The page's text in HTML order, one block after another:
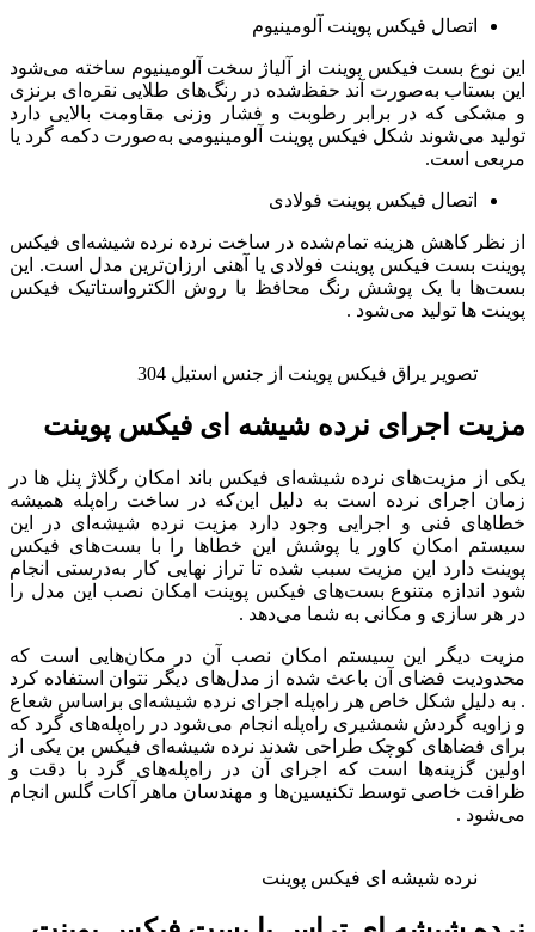
اتصال فیکس پوینت آلومینیوم
این نوع بست فیکس پوینت از آلیاژ سخت آلومینیوم ساخته می‌شود
این بستاب به‌صورت آند حفظ‌شده در رنگ‌های طلایی نقره‌ای برنزی
و مشکی که در برابر رطوبت و فشار وزنی مقاومت بالایی دارد
تولید می‌شوند شکل فیکس پوینت آلومینیومی به‌صورت دکمه گرد یا
مربعی است.
اتصال فیکس پوینت فولادی
از نظر کاهش هزینه تمام‌شده در ساخت نرده نرده شیشه‌ای فیکس
پوینت بست فیکس پوینت فولادی یا آهنی ارزان‌ترین مدل است. این
بست‌ها با یک پوشش رنگ محافظ با روش الکترواستاتیک فیکس
پوینت ها تولید می‌شود .
تصویر یراق فیکس پوینت از جنس استیل 304
مزیت اجرای نرده شیشه ای فیکس پوینت
یکی از مزیت‌های نرده شیشه‌ای فیکس باند امکان رگلاژ پنل ها در
زمان اجرای نرده است به دلیل این‌که در ساخت راه‌پله همیشه
خطاهای فنی و اجرایی وجود دارد مزیت نرده شیشه‌ای در این
سیستم امکان کاور یا پوشش این خطاها را با بست‌های فیکس
پوینت دارد این مزیت سبب شده تا تراز نهایی کار به‌درستی انجام
شود اندازه متنوع بست‌های فیکس پوینت امکان نصب این مدل را
در هر سازی و مکانی به شما می‌دهد .
مزیت دیگر این سیستم امکان نصب آن در مکان‌هایی است که
محدودیت فضای آن باعث شده از مدل‌های دیگر نتوان استفاده کرد
. به دلیل شکل خاص هر راه‌پله اجرای نرده شیشه‌ای براساس شعاع
و زاویه گردش شمشیری راه‌پله انجام می‌شود در راه‌پله‌های گرد که
برای فضاهای کوچک طراحی شدند نرده شیشه‌ای فیکس بن یکی از
اولین گزینه‌ها است که اجرای آن در راه‌پله‌های گرد با دقت و
ظرافت خاصی توسط تکنیسین‌ها و مهندسان ماهر آکات گلس انجام
می‌شود .
نرده شیشه ای فیکس پوینت